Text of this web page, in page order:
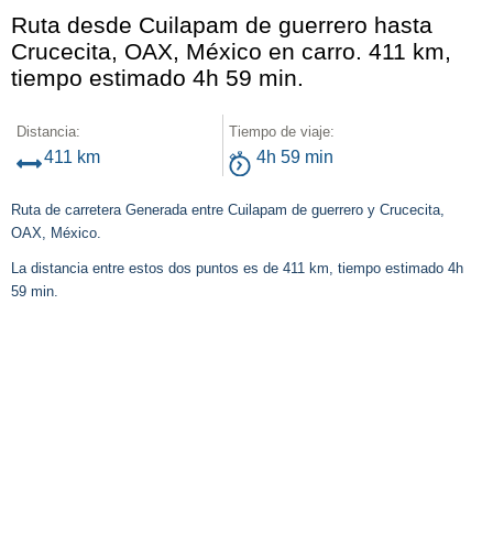
Ruta desde Cuilapam de guerrero hasta
Crucecita, OAX, México en carro. 411 km,
tiempo estimado 4h 59 min.
Distancia:
411 km
Tiempo de viaje:
4h 59 min
Ruta de carretera Generada entre Cuilapam de guerrero y Crucecita,
OAX, México.
La distancia entre estos dos puntos es de 411 km, tiempo estimado 4h
59 min.